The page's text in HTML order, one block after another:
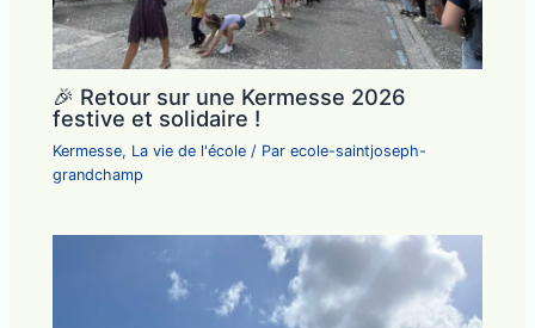
🎉 Retour sur une Kermesse 2026
festive et solidaire !
Kermesse, La vie de l'école / Parecole-saintjoseph-
grandchamp